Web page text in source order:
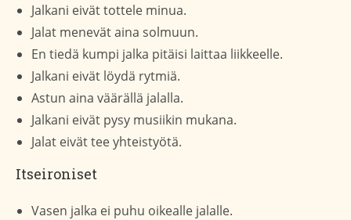
Jalkani eivät tottele minua.
Jalat menevät aina solmuun.
En tiedä kumpi jalka pitäisi laittaa liikkeelle.
Jalkani eivät löydä rytmiä.
Astun aina väärällä jalalla.
Jalkani eivät pysy musiikin mukana.
Jalat eivät tee yhteistyötä.
Itseironiset
Vasen jalka ei puhu oikealle jalalle.